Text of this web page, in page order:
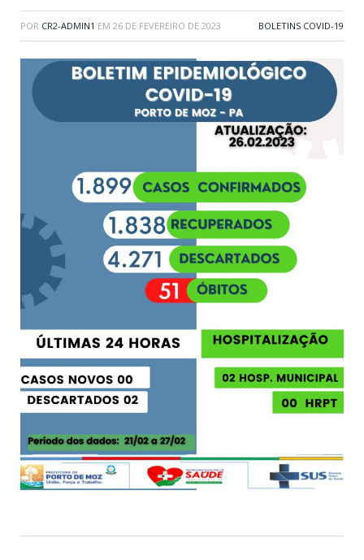
POR CR2-ADMIN1 EM 26 DE FEVEREIRO DE 2023 BOLETINS COVID-19